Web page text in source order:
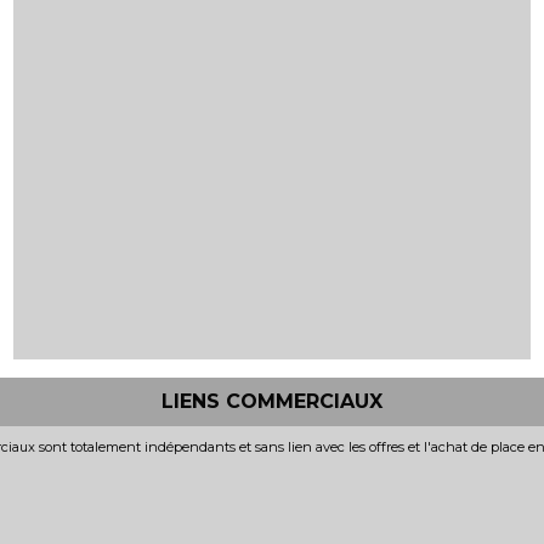
LIENS COMMERCIAUX
sont totalement indépendants et sans lien avec les offres et l'achat de place